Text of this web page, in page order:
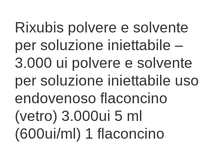
Rixubis polvere e solvente
per soluzione iniettabile –
3.000 ui polvere e solvente
per soluzione iniettabile uso
endovenoso flaconcino
(vetro) 3.000ui 5 ml
(600ui/ml) 1 flaconcino